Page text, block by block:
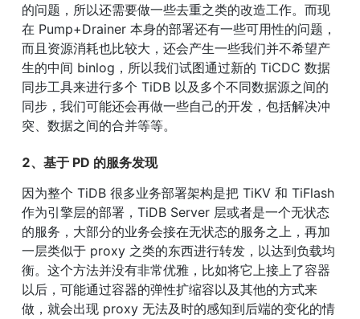
的问题，所以还需要做一些去重之类的改造工作。而现
在 Pump+Drainer 本身的部署还有一些可用性的问题，
而且资源消耗也比较大，还会产生一些我们并不希望产
生的中间 binlog，所以我们试图通过新的 TiCDC 数据
同步工具来进行多个 TiDB 以及多个不同数据源之间的
同步，我们可能还会再做一些自己的开发，包括解决冲
突、数据之间的合并等等。
2、基于 PD 的服务发现
因为整个 TiDB 很多业务部署架构是把 TiKV 和 TiFlash
作为引擎层的部署，TiDB Server 层或者是一个无状态
的服务，大部分的业务会接在无状态的服务之上，再加
一层类似于 proxy 之类的东西进行转发，以达到负载均
衡。这个方法并没有非常优雅，比如将它上接上了容器
以后，可能通过容器的弹性扩缩容以及其他的方式来
做，就会出现 proxy 无法及时的感知到后端的变化的情